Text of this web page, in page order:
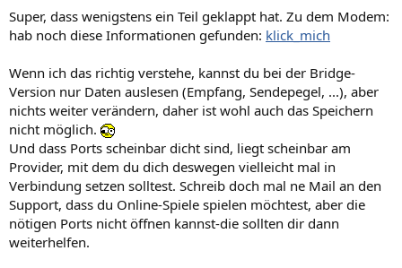
Super, dass wenigstens ein Teil geklappt hat. Zu dem Modem:
hab noch diese Informationen gefunden: klick_mich
Wenn ich das richtig verstehe, kannst du bei der Bridge-
Version nur Daten auslesen (Empfang, Sendepegel, ...), aber
nichts weiter verändern, daher ist wohl auch das Speichern
nicht möglich.
Und dass Ports scheinbar dicht sind, liegt scheinbar am
Provider, mit dem du dich deswegen vielleicht mal in
Verbindung setzen solltest. Schreib doch mal ne Mail an den
Support, dass du Online-Spiele spielen möchtest, aber die
nötigen Ports nicht öffnen kannst-die sollten dir dann
weiterhelfen.